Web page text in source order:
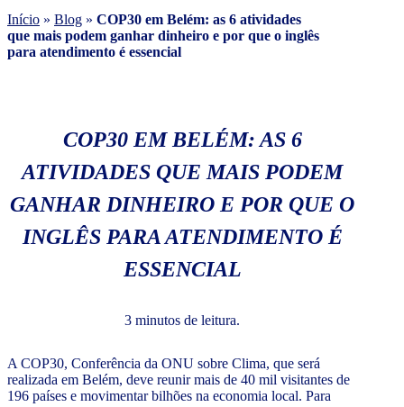
Início » Blog » COP30 em Belém: as 6 atividades
que mais podem ganhar dinheiro e por que o inglês
para atendimento é essencial
COP30 EM BELÉM: AS 6
ATIVIDADES QUE MAIS PODEM
GANHAR DINHEIRO E POR QUE O
INGLÊS PARA ATENDIMENTO É
ESSENCIAL
3 minutos de leitura.
A COP30, Conferência da ONU sobre Clima, que será
realizada em Belém, deve reunir mais de 40 mil visitantes de
196 países e movimentar bilhões na economia local. Para